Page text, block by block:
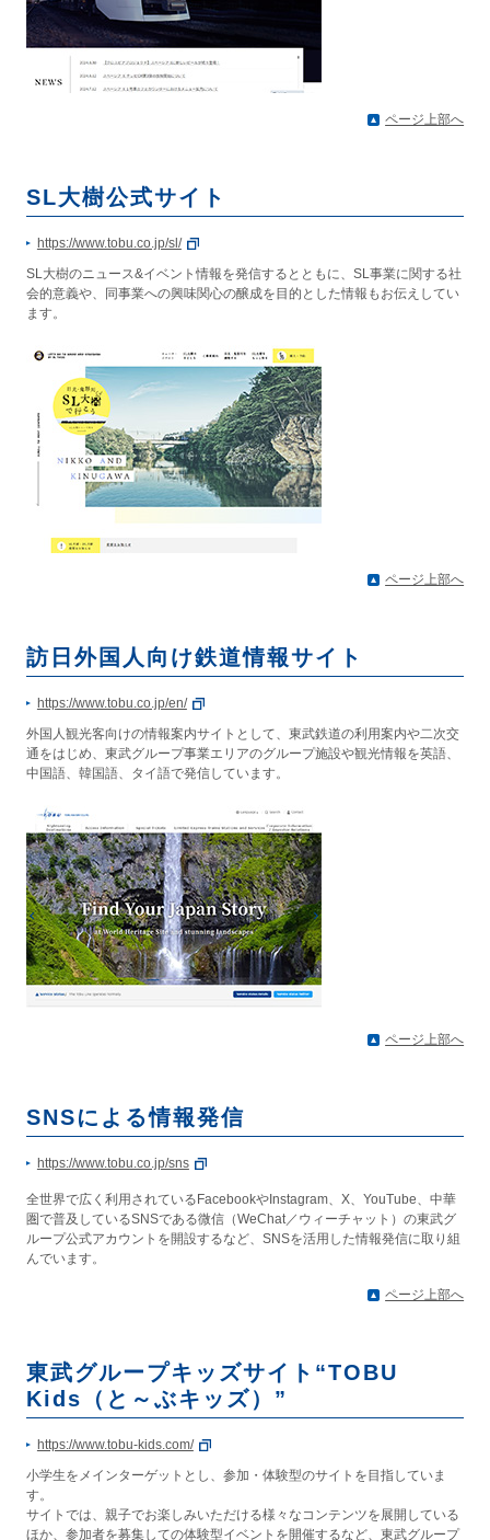
ページ上部へ
SL大樹公式サイト
https://www.tobu.co.jp/sl/
SL大樹のニュース&イベント情報を発信するとともに、SL事業に関する社
会的意義や、同事業への興味関心の醸成を目的とした情報もお伝えしてい
ます。
ページ上部へ
訪日外国人向け鉄道情報サイト
https://www.tobu.co.jp/en/
外国人観光客向けの情報案内サイトとして、東武鉄道の利用案内や二次交
通をはじめ、東武グループ事業エリアのグループ施設や観光情報を英語、
中国語、韓国語、タイ語で発信しています。
ページ上部へ
SNSによる情報発信
https://www.tobu.co.jp/sns
全世界で広く利用されているFacebookやInstagram、X、YouTube、中華
圏で普及しているSNSである微信（WeChat／ウィーチャット）の東武グ
ループ公式アカウントを開設するなど、SNSを活用した情報発信に取り組
んでいます。
ページ上部へ
東武グループキッズサイト“TOBU
Kids（と～ぶキッズ）”
https://www.tobu-kids.com/
小学生をメインターゲットとし、参加・体験型のサイトを目指していま
す。
サイトでは、親子でお楽しみいただける様々なコンテンツを展開している
ほか、参加者を募集しての体験型イベントを開催するなど、東武グループ